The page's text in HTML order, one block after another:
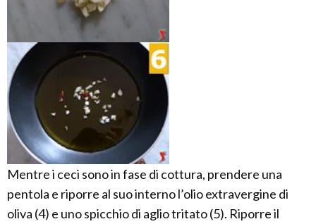
Mentre i ceci sono in fase di cottura, prendere una
pentola e riporre al suo interno l’olio extravergine di
oliva (4) e uno spicchio di aglio tritato (5). Riporre il